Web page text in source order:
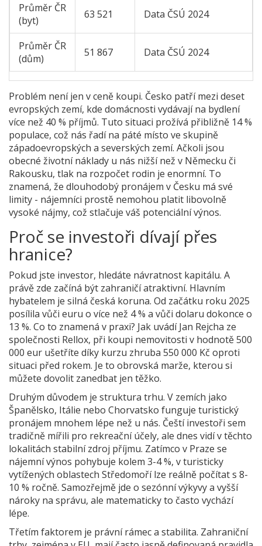
Průměr ČR
(byt)
63 521 Data ČSÚ 2024
Průměr ČR
(dům)
51 867 Data ČSÚ 2024
Problém není jen v ceně koupi. Česko patří mezi deset
evropských zemí, kde domácnosti vydávají na bydlení
více než 40 % příjmů. Tuto situaci prožívá přibližně 14 %
populace, což nás řadí na páté místo ve skupině
západoevropských a severských zemí. Ačkoli jsou
obecné životní náklady u nás nižší než v Německu či
Rakousku, tlak na rozpočet rodin je enormní. To
znamená, že dlouhodobý pronájem v Česku má své
limity - nájemníci prostě nemohou platit libovolně
vysoké nájmy, což stlačuje váš potenciální výnos.
Proč se investoři dívají přes
hranice?
Pokud jste investor, hledáte návratnost kapitálu. A
právě zde začíná být zahraničí atraktivní. Hlavním
hybatelem je silná česká koruna. Od začátku roku 2025
posílila vůči euru o více než 4 % a vůči dolaru dokonce o
13 %. Co to znamená v praxi? Jak uvádí Jan Rejcha ze
společnosti Rellox, při koupi nemovitosti v hodnotě 500
000 eur ušetříte díky kurzu zhruba 550 000 Kč oproti
situaci před rokem. Je to obrovská marže, kterou si
můžete dovolit zanedbat jen těžko.
Druhým důvodem je struktura trhu. V zemích jako
Španělsko, Itálie nebo Chorvatsko funguje turistický
pronájem mnohem lépe než u nás. Čeští investoři sem
tradičně mířili pro rekreační účely, ale dnes vidí v těchto
lokalitách stabilní zdroj příjmu. Zatímco v Praze se
nájemní výnos pohybuje kolem 3-4 %, v turisticky
vytížených oblastech Středomoří lze reálně počítat s 8-
10 % ročně. Samozřejmě jde o sezónní výkyvy a vyšší
nároky na správu, ale matematicky to často vychází
lépe.
Třetím faktorem je právní rámec a stabilita. Zahraniční